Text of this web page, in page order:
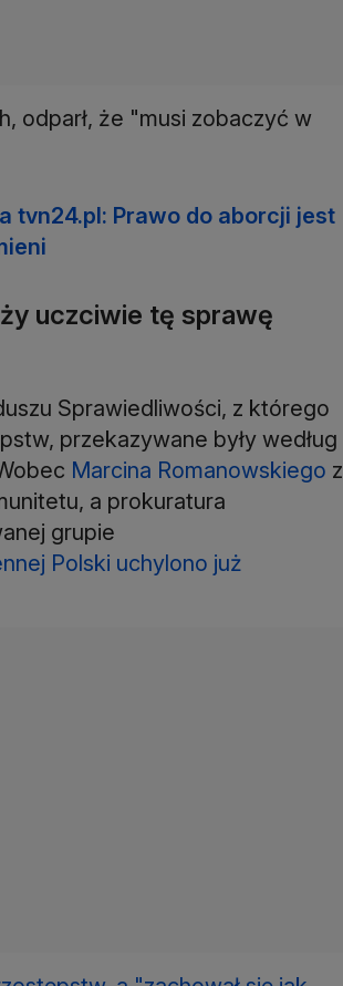
odparł, że "musi zobaczyć w
tvn24.pl: Prawo do aborcji jest
uczciwie tę sprawę
Sprawiedliwości, z którego
przekazywane były według
Marcina Romanowskiego z
a prokuratura
grupie
Polski uchylono już